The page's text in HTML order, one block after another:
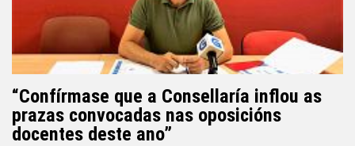
“Confírmase que a Consellaría inflou as
prazas convocadas nas oposicións
docentes deste ano”